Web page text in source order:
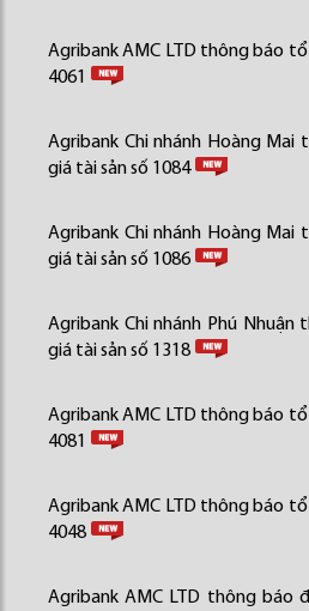
Agribank AMC LTD thông báo
4061
Agribank Chi nhánh Hoàng
giá tài sản số 1084
Agribank Chi nhánh Hoàng
giá tài sản số 1086
Agribank Chi nhánh Phú
giá tài sản số 1318
Agribank AMC LTD thông báo
4081
Agribank AMC LTD thông báo
4048
Agribank AMC LTD thông báo